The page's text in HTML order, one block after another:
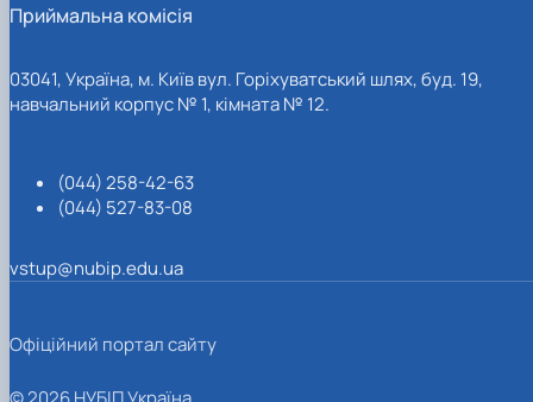
Приймальна комісія
03041, Україна, м. Київ вул. Горіхуватський шлях, буд. 19,
навчальний корпус № 1, кімната № 12.
(044) 258-42-63
(044) 527-83-08
vstup@nubip.edu.ua
Офіційний портал сайту